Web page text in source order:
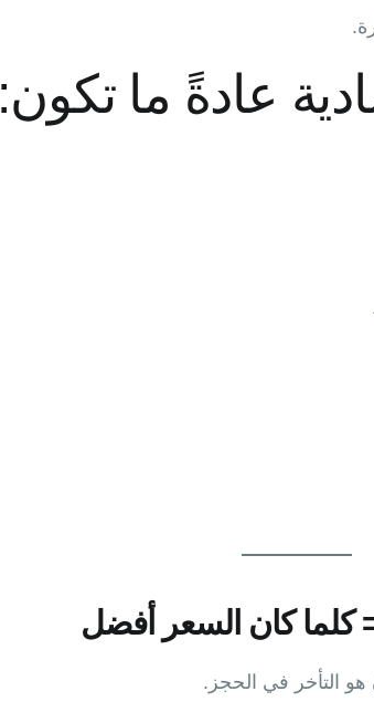
عادةً ما تكون:
كلما كان السعر أفضل
هو التأخر في الحجز.